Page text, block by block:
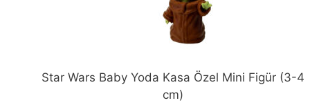
Star Wars Baby Yoda Kasa Özel Mini Figür (3-4
cm)